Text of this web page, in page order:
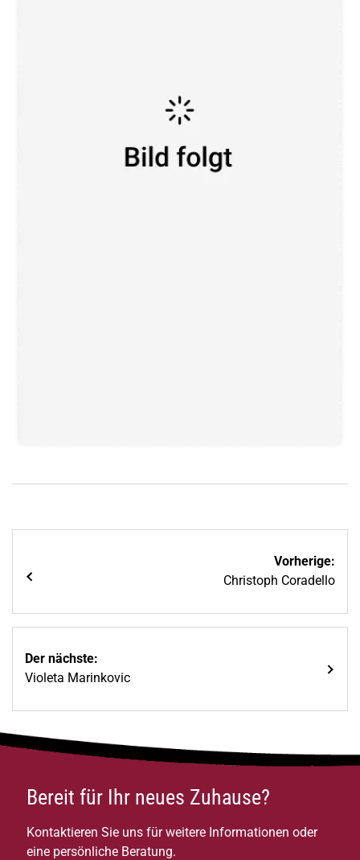
Beitragsnavigation
Vorherige:
Christoph Coradello
Der nächste:
Violeta Marinkovic
Bereit für Ihr neues Zuhause?
Kontaktieren Sie uns für weitere Informationen oder
eine persönliche Beratung.